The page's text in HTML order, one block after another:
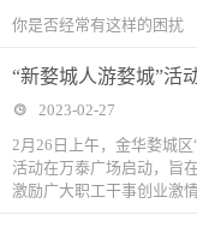
你是否经常有这样的困扰
“新婺城人游婺城”活
2023-02-27
2月26日上午，金华婺城区
活动在万泰广场启动，旨
激励广大职工干事创业激